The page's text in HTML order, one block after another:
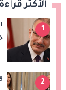
الأكثر قراءة
1
2